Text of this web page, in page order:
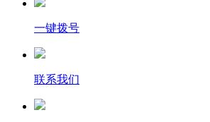
一键拨号
联系我们